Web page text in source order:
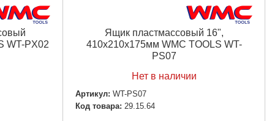
WT-PX02
Ящик пластмассовый 16",
410x210x175мм WMC TOOLS WT-
PS07
Нет в наличии
Артикул: WT-PS07
Код товара: 29.15.64